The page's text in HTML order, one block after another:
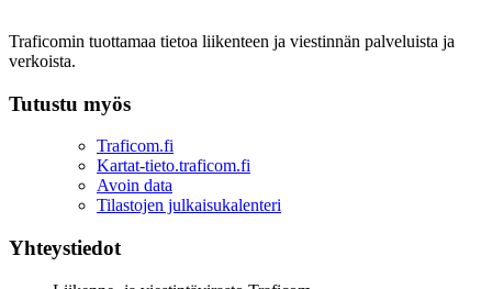
Traficomin tuottamaa tietoa liikenteen ja viestinnän palveluista ja
verkoista.
Tutustu myös
Traficom.fi
Kartat-tieto.traficom.fi
Avoin data
Tilastojen julkaisukalenteri
Yhteystiedot